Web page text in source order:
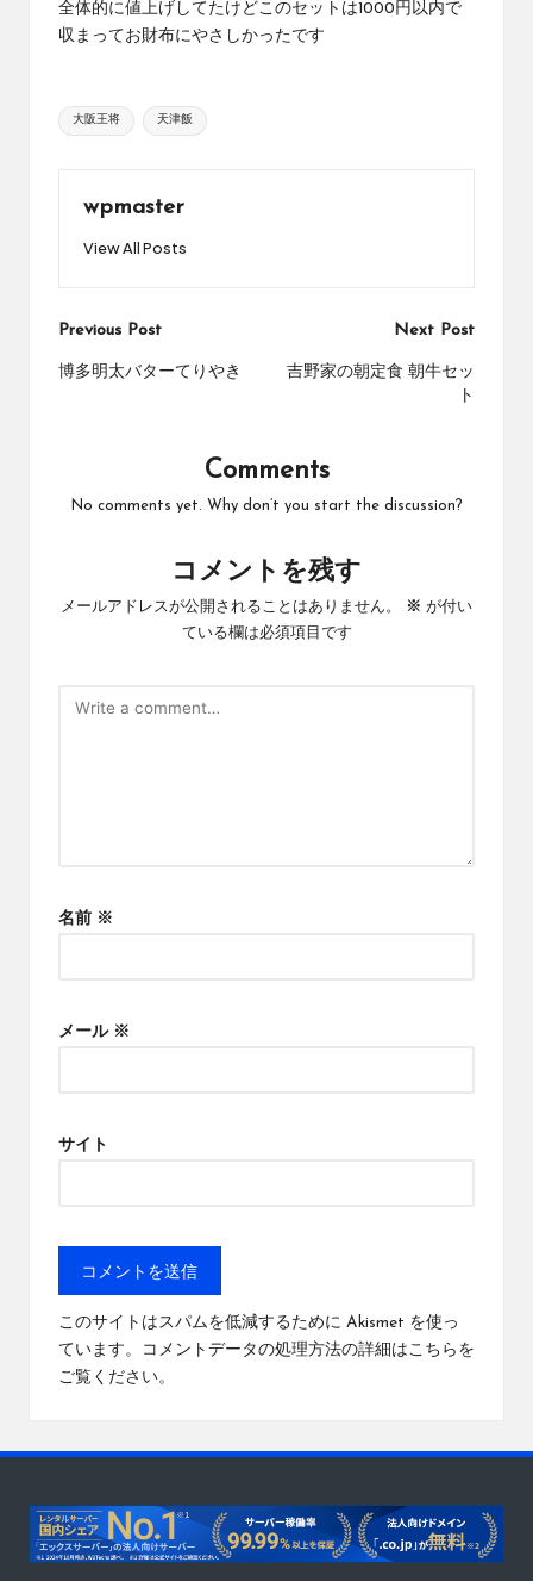
全体的に値上げしてたけどこのセットは1000円以内で
収まってお財布にやさしかったです
Tags:
大阪王将 天津飯
wpmaster
View All Posts
Post
navigation
Previous Post
博多明太バターてりやき
Next Post
吉野家の朝定食 朝牛セッ
ト
Comments
No comments yet. Why don’t you start the discussion?
コメントを残す
メールアドレスが公開されることはありません。 ※ が付い
ている欄は必須項目です
名前 ※
メール ※
サイト
このサイトはスパムを低減するために Akismet を使っ
ています。
コメントデータの処理方法の詳細はこちらを
ご覧ください。